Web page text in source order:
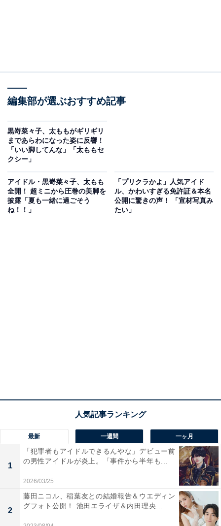
編集部が選ぶおすすめ記事
黒嵜菜々子、太ももがギリギリ
まであらわになった姿に反響！
「いい脚してんな」「太ももセ
クシー」
アイドル・黒嵜菜々子、太もも
全開！ 超ミニから圧巻の美脚を
披露「夏も一緒に過ごそう
ね！！」
「プリクラかよ」人気アイド
ル、かわいすぎる免許証＆本名
公開に驚きの声！ 「宣材写真み
たい」
最新 一週間 一ヶ月
1
「犯罪者もアイドルできるんやな」デビュー前
の男性アイドルが炎上。「事件から半年も...
2026/03/25
2
藤田ニコル、稲葉友との結婚報告＆ウエディン
グフォト公開！ 池田エライザ＆内田理央...